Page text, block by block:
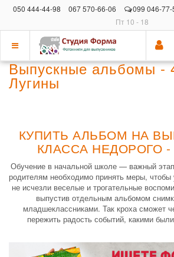
050 444-44-98 067 570-66-06 099 046-77-
Пт 10 - 18
Показать
меню
Выпускные альбомы -
Лугины
КУПИТЬ АЛЬБОМ НА
КЛАССА НЕДОРОГО
Обучение в начальной школе — важный
родителям необходимо принять меры, чтобы
не исчезли веселые и трогательные
выпустив отдельным альбомом
младшеклассниками. Так кроха сможет
пережить радость событий, какими